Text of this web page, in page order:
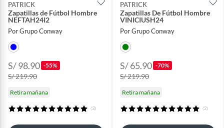
PATRICK
Zapatillas de Fútbol Hombre
NEFTAH24I2
Por Grupo Conway
S/ 98.90 -55%
S/ 219.90
Retira mañana
(3)
PATRICK
Zapatillas De Fútbol Hombre
VINICIUSH24
Por Grupo Conway
S/ 65.90 -70%
S/ 219.90
Retira mañana
(2)